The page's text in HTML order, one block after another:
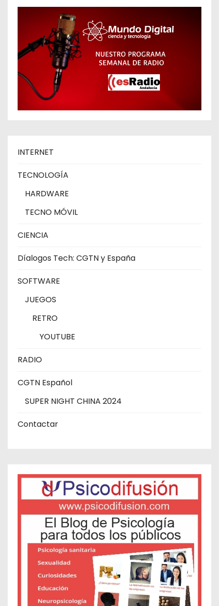
INTERNET
TECNOLOGÍA
HARDWARE
TECNO MÓVIL
CIENCIA
Díalogos Tech: CGTN y España
SOFTWARE
JUEGOS
RETRO
YOUTUBE
RADIO
CGTN Español
SUPER NIGHT CHINA 2024
Contactar